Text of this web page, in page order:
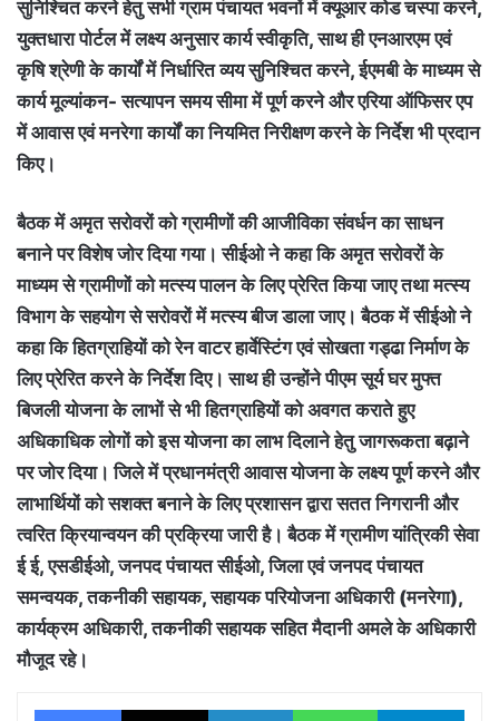
सुनिश्चित करने हेतु सभी ग्राम पंचायत भवनों में क्यूआर कोड चस्पा करने,
युक्तधारा पोर्टल में लक्ष्य अनुसार कार्य स्वीकृति, साथ ही एनआरएम एवं
कृषि श्रेणी के कार्यों में निर्धारित व्यय सुनिश्चित करने, ईएमबी के माध्यम से
कार्य मूल्यांकन- सत्यापन समय सीमा में पूर्ण करने और एरिया ऑफिसर एप
में आवास एवं मनरेगा कार्यों का नियमित निरीक्षण करने के निर्देश भी प्रदान
किए।
बैठक में अमृत सरोवरों को ग्रामीणों की आजीविका संवर्धन का साधन
बनाने पर विशेष जोर दिया गया। सीईओ ने कहा कि अमृत सरोवरों के
माध्यम से ग्रामीणों को मत्स्य पालन के लिए प्रेरित किया जाए तथा मत्स्य
विभाग के सहयोग से सरोवरों में मत्स्य बीज डाला जाए। बैठक में सीईओ ने
कहा कि हितग्राहियों को रेन वाटर हार्वेस्टिंग एवं सोखता गड्ढा निर्माण के
लिए प्रेरित करने के निर्देश दिए। साथ ही उन्होंने पीएम सूर्य घर मुफ्त
बिजली योजना के लाभों से भी हितग्राहियों को अवगत कराते हुए
अधिकाधिक लोगों को इस योजना का लाभ दिलाने हेतु जागरूकता बढ़ाने
पर जोर दिया। जिले में प्रधानमंत्री आवास योजना के लक्ष्य पूर्ण करने और
लाभार्थियों को सशक्त बनाने के लिए प्रशासन द्वारा सतत निगरानी और
त्वरित क्रियान्वयन की प्रक्रिया जारी है। बैठक में ग्रामीण यांत्रिकी सेवा
ई ई, एसडीईओ, जनपद पंचायत सीईओ, जिला एवं जनपद पंचायत
समन्वयक, तकनीकी सहायक, सहायक परियोजना अधिकारी (मनरेगा),
कार्यक्रम अधिकारी, तकनीकी सहायक सहित मैदानी अमले के अधिकारी
मौजूद रहे।
Facebook X LinkedIn WhatsApp